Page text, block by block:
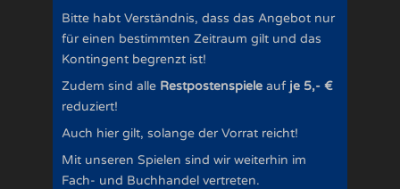
Bitte habt Verständnis, dass das Angebot nur
für einen bestimmten Zeitraum gilt und das
Kontingent begrenzt ist!
Zudem sind alle Restpostenspiele auf je 5,- €
reduziert!
Auch hier gilt, solange der Vorrat reicht!
Mit unseren Spielen sind wir weiterhin im
Fach- und Buchhandel vertreten.